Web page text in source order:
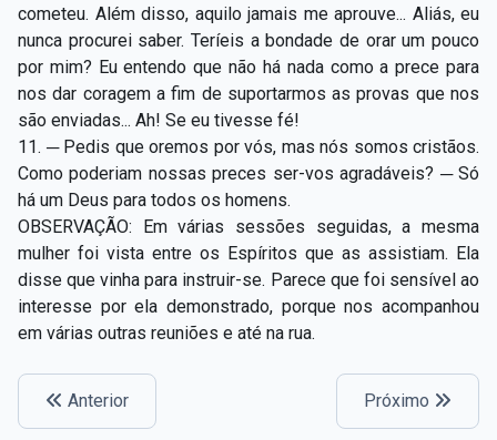
cometeu. Além disso, aquilo jamais me aprouve... Aliás, eu
nunca procurei saber. Teríeis a bondade de orar um pouco
por mim? Eu entendo que não há nada como a prece para
nos dar coragem a fim de suportarmos as provas que nos
são enviadas... Ah! Se eu tivesse fé!
11. ─ Pedis que oremos por vós, mas nós somos cristãos.
Como poderiam nossas preces ser-vos agradáveis? ─ Só
há um Deus para todos os homens.
OBSERVAÇÃO: Em várias sessões seguidas, a mesma
mulher foi vista entre os Espíritos que as assistiam. Ela
disse que vinha para instruir-se. Parece que foi sensível ao
interesse por ela demonstrado, porque nos acompanhou
em várias outras reuniões e até na rua.
Anterior Próximo